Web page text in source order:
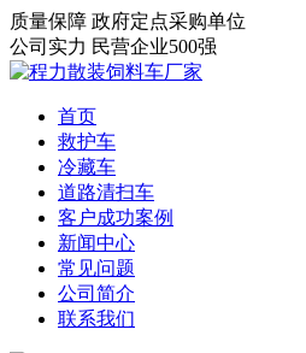
质量保障 政府定点采购单位
公司实力 民营企业500强
首页
救护车
冷藏车
道路清扫车
客户成功案例
新闻中心
常见问题
公司简介
联系我们